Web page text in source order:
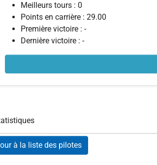
Meilleurs tours : 0
Points en carrière : 29.00
Première victoire : -
Dernière victoire : -
à la liste des pilotes